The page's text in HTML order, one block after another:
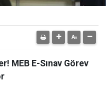
MEB E-Sınav Görev